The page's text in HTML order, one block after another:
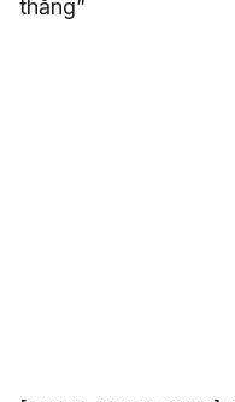
thắng”